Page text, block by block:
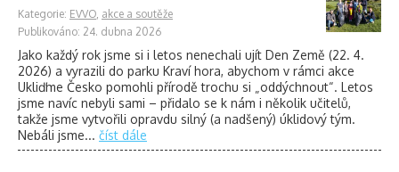
Kategorie: EVVO, akce a soutěže
Publikováno: 24. dubna 2026
Jako každý rok jsme si i letos nenechali ujít Den Země (22. 4.
2026) a vyrazili do parku Kraví hora, abychom v rámci akce
Ukliďme Česko pomohli přírodě trochu si „oddýchnout“. Letos
jsme navíc nebyli sami – přidalo se k nám i několik učitelů,
takže jsme vytvořili opravdu silný (a nadšený) úklidový tým.
Nebáli jsme... číst dále